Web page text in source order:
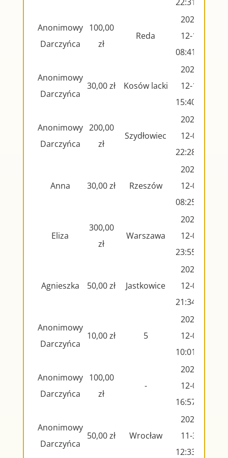
Anonimowy
Darczyńca
100,00
zł
Reda
2024-
12-12
08:41:54
Anonimowy
Darczyńca
30,00 zł Kosów lacki
2024-
12-10
15:40:30
Anonimowy
Darczyńca
200,00
zł
Szydłowiec
2024-
12-08
22:28:49
Anna 30,00 zł Rzeszów
2024-
12-07
08:25:06
Eliza
300,00
zł
Warszawa
2024-
12-06
23:55:35
Agnieszka 50,00 zł Jastkowice
2024-
12-06
21:34:10
Anonimowy
Darczyńca
10,00 zł 5
2024-
12-06
10:01:41
Anonimowy
Darczyńca
100,00
zł
-
2024-
12-03
16:57:49
Anonimowy
Darczyńca
50,00 zł Wrocław
2024-
11-30
12:33:55